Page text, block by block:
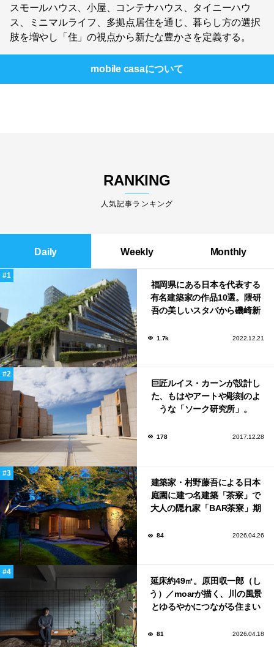
スモールハウス、小屋、コンテナハウス、タイニーハウ
ス、ミニマルライフ、多拠点居住を通じ、暮らし方の選択
肢を増やし「住」の視点から新たな豊かさを定義する。
mobile casaについて
RANKING
人気記事ランキング
Daily Weekly Monthly
福岡県にある日本を代表する
有名建築家の作品10選。隈研
吾の美しいスタバから磯崎新
1.7k 2022.12.21
巨匠ルイス・カーンが設計し
た、もはやアートや彫刻のよ
うな「ソーク研究所」。
178 2017.12.28
建築家・村野藤吾による日本
庭園に建つ名建築「茶寮」で
大人の隠れ家「BAR茶寮」期
84 2026.04.26
延床約49㎡。原田収一郎（し
う）／moarが描く、川の風景
とゆるやかにつながる住まい
81 2026.04.18